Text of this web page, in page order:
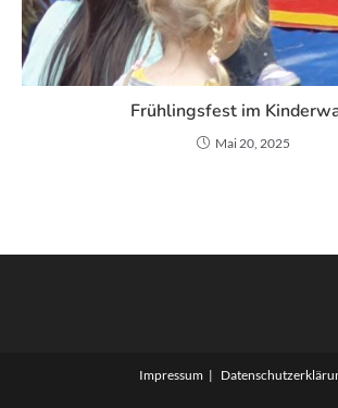
Frühlingsfest im
Mai 20, 2025
Impressum